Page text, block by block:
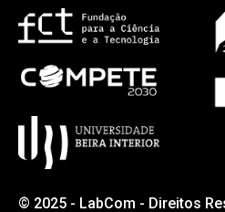
© 2025 - LabCom - Direitos